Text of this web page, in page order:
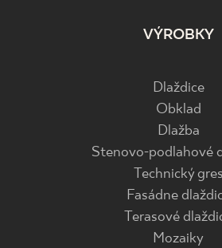
VÝROBKY
Dlaždice
Obklad
Dlažba
Stenovo-podlahové
Technický gres
Fasádne
Terasové
Mozaiky